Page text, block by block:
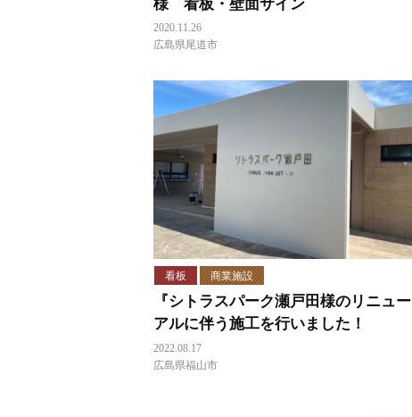
様 看板・壁面サイン
2020.11.26
広島県尾道市
看板 商業施設
『シトラスパーク瀬戸田様のリニュー
アルに伴う施工を行いました！
2022.08.17
広島県福山市